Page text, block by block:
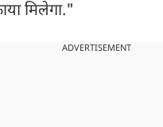
मिलेगा."
ADVERTISEMENT